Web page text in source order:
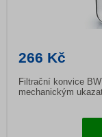
266 Kč
Filtrační konvice
mechanickým